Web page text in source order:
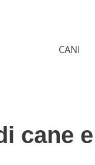
CANI
cane e